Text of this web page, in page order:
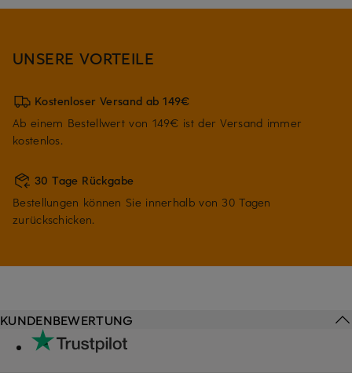
UNSERE VORTEILE
Kostenloser Versand ab 149€
Ab einem Bestellwert von 149€ ist der Versand immer
kostenlos.
30 Tage Rückgabe
Bestellungen können Sie innerhalb von 30 Tagen
zurückschicken.
KUNDENBEWERTUNG